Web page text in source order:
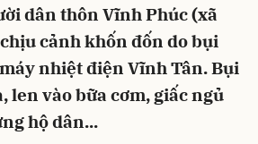
dân thôn Vĩnh Phúc (xã
cảnh khốn đốn do bụi
nhiệt điện Vĩnh Tân. Bụi
len vào bữa cơm, giấc ngủ
hộ dân...
Hủy Gửi